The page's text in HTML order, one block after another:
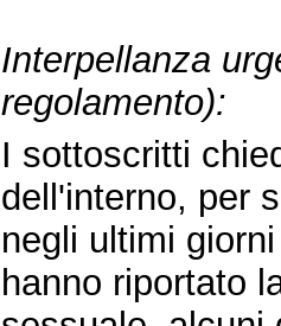
Interpellanza
regolamento):
I sottoscritti
dell'interno, per
negli ultimi
hanno riportato